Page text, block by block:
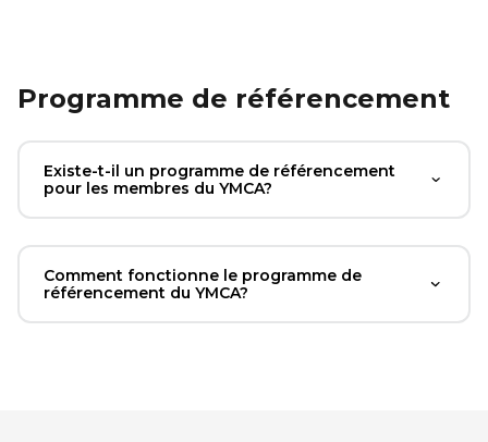
Programme de référencement
Existe-t-il un programme de référencement
pour les membres du YMCA?
Comment fonctionne le programme de
référencement du YMCA?